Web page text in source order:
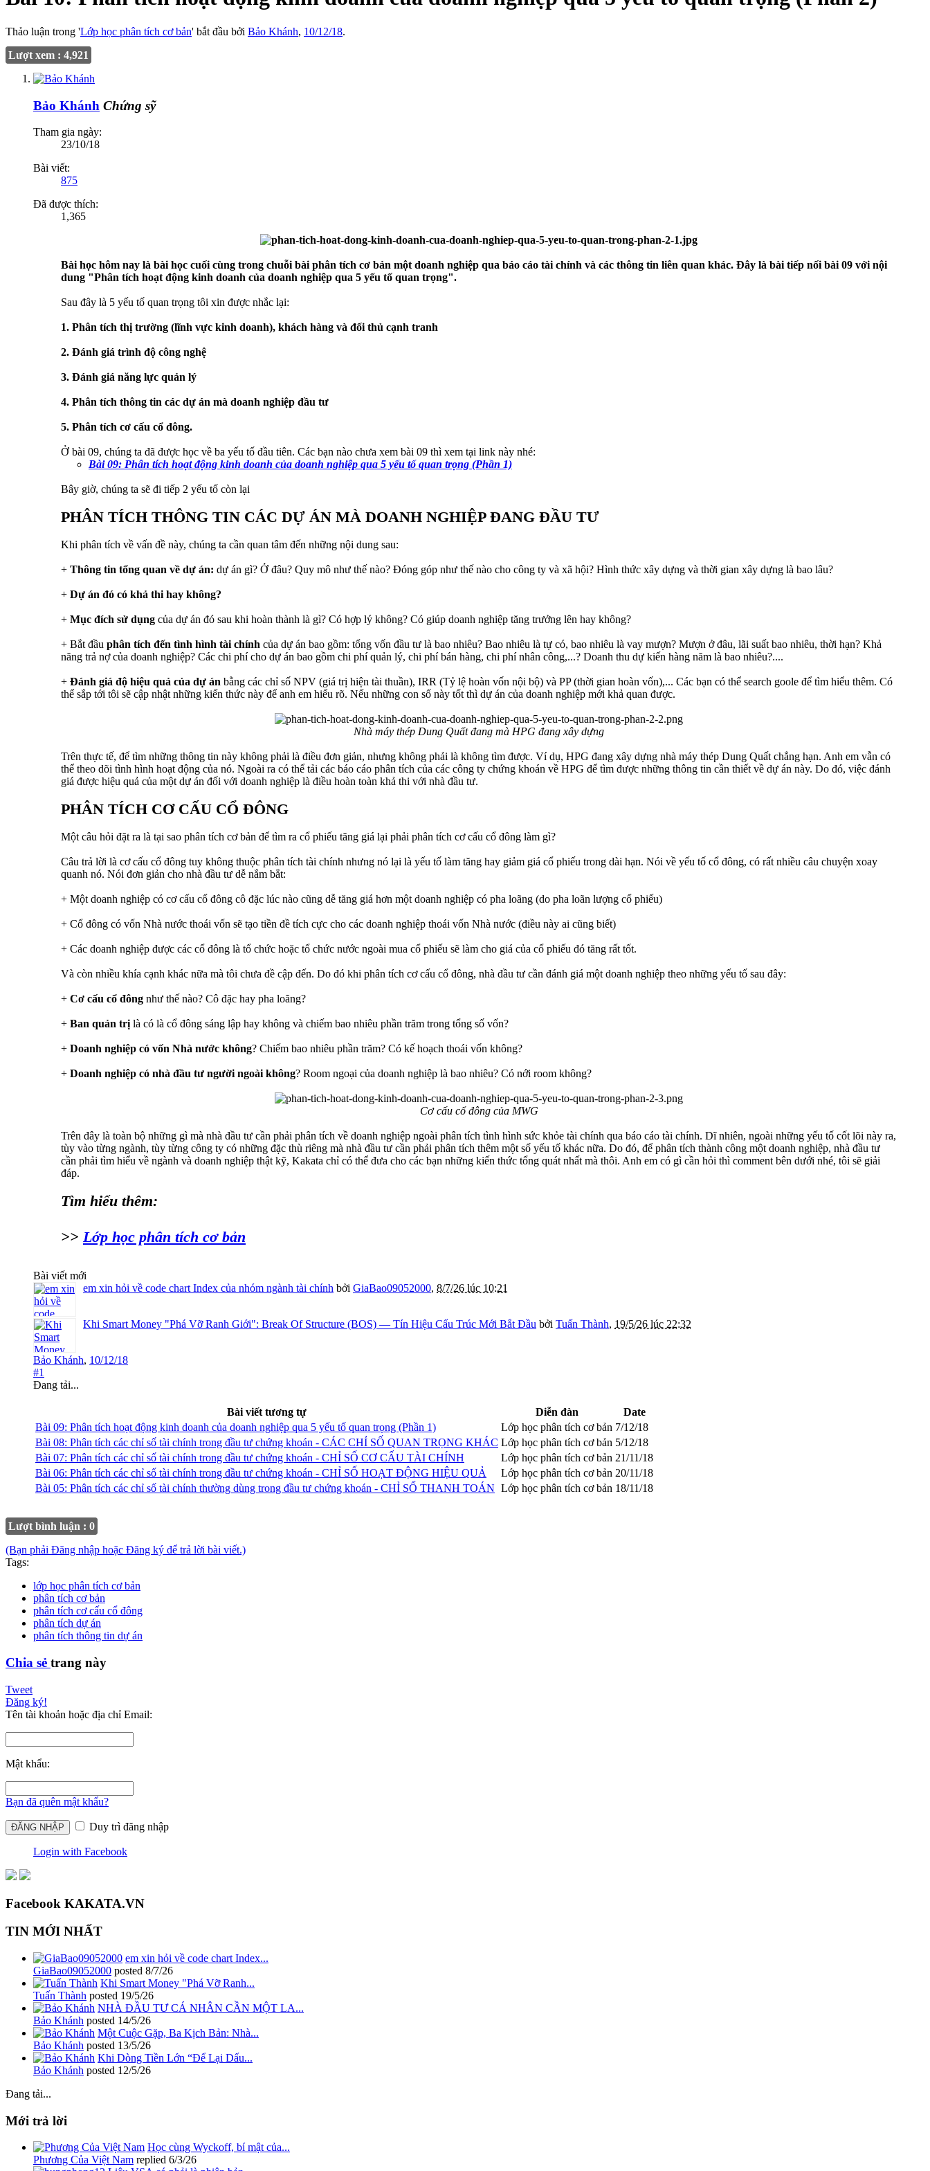
Thảo luận trong 'Lớp học phân tích cơ bản' bắt đầu bởi Bảo Khánh, 10/12/18.
Lượt xem : 4,921
Bảo Khánh Chứng sỹ
Tham gia ngày:
23/10/18
Bài viết:
875
Đã được thích:
1,365
Bài học hôm nay là bài học cuối cùng trong chuỗi bài phân tích cơ bản một doanh nghiệp qua báo cáo tài chính và các thông tin liên quan khác. Đây là bài tiếp nối bài 09 với nội
dung "Phân tích hoạt động kinh doanh của doanh nghiệp qua 5 yếu tố quan trọng".
Sau đây là 5 yếu tố quan trọng tôi xin được nhắc lại:
1. Phân tích thị trường (lĩnh vực kinh doanh), khách hàng và đối thủ cạnh tranh
2. Đánh giá trình độ công nghệ
3. Đánh giá năng lực quản lý
4. Phân tích thông tin các dự án mà doanh nghiệp đầu tư
5. Phân tích cơ cấu cổ đông.
Ở bài 09, chúng ta đã được học về ba yếu tố đầu tiên. Các bạn nào chưa xem bài 09 thì xem tại link này nhé:
Bài 09: Phân tích hoạt động kinh doanh của doanh nghiệp qua 5 yếu tố quan trọng (Phần 1)
Bây giờ, chúng ta sẽ đi tiếp 2 yếu tố còn lại
PHÂN TÍCH THÔNG TIN CÁC DỰ ÁN MÀ DOANH NGHIỆP ĐANG ĐẦU TƯ
Khi phân tích về vấn đề này, chúng ta cần quan tâm đến những nội dung sau:
+ Thông tin tổng quan về dự án: dự án gì? Ở đâu? Quy mô như thế nào? Đóng góp như thế nào cho công ty và xã hội? Hình thức xây dựng và thời gian xây dựng là bao lâu?
+ Dự án đó có khả thi hay không?
+ Mục đích sử dụng của dự án đó sau khi hoàn thành là gì? Có hợp lý không? Có giúp doanh nghiệp tăng trưởng lên hay không?
+ Bắt đầu phân tích đến tình hình tài chính của dự án bao gồm: tổng vốn đầu tư là bao nhiêu? Bao nhiêu là tự có, bao nhiêu là vay mượn? Mượn ở đâu, lãi suất bao nhiêu, thời hạn? Khả
năng trả nợ của doanh nghiệp? Các chi phí cho dự án bao gồm chi phí quản lý, chi phí bán hàng, chi phí nhân công,...? Doanh thu dự kiến hàng năm là bao nhiêu?....
+ Đánh giá độ hiệu quả của dự án bằng các chỉ số NPV (giá trị hiện tài thuần), IRR (Tỷ lệ hoàn vốn nội bộ) và PP (thời gian hoàn vốn),... Các bạn có thể search goole để tìm hiểu thêm. Có
thể sắp tới tôi sẽ cập nhật những kiến thức này để anh em hiểu rõ. Nếu những con số này tốt thì dự án của doanh nghiệp mới khả quan được.
Nhà máy thép Dung Quất đang mà HPG đang xây dựng
Trên thực tế, để tìm những thông tin này không phải là điều đơn giản, nhưng không phải là không tìm được. Ví dụ, HPG đang xây dựng nhà máy thép Dung Quất chẳng hạn. Anh em vẫn có
thể theo dõi tình hình hoạt động của nó. Ngoài ra có thể tải các báo cáo phân tích của các công ty chứng khoán về HPG để tìm được những thông tin cần thiết về dự án này. Do đó, việc đánh
giá được hiệu quả của một dự án đối với doanh nghiệp là điều hoàn toàn khả thi với nhà đầu tư.
PHÂN TÍCH CƠ CẤU CỔ ĐÔNG
Một câu hỏi đặt ra là tại sao phân tích cơ bản để tìm ra cổ phiếu tăng giá lại phải phân tích cơ cấu cổ đông làm gì?
Câu trả lời là cơ cấu cổ đông tuy không thuộc phân tích tài chính nhưng nó lại là yếu tố làm tăng hay giảm giá cổ phiếu trong dài hạn. Nói về yếu tố cổ đông, có rất nhiều câu chuyện xoay
quanh nó. Nói đơn giản cho nhà đầu tư dễ nắm bắt:
+ Một doanh nghiệp có cơ cấu cổ đông cô đặc lúc nào cũng dễ tăng giá hơn một doanh nghiệp có pha loãng (do pha loãn lượng cổ phiếu)
+ Cổ đông có vốn Nhà nước thoái vốn sẽ tạo tiền đề tích cực cho các doanh nghiệp thoái vốn Nhà nước (điều này ai cũng biết)
+ Các doanh nghiệp được các cổ đông là tổ chức hoặc tổ chức nước ngoài mua cổ phiếu sẽ làm cho giá của cổ phiếu đó tăng rất tốt.
Và còn nhiều khía cạnh khác nữa mà tôi chưa đề cập đến. Do đó khi phân tích cơ cấu cổ đông, nhà đầu tư cần đánh giá một doanh nghiệp theo những yếu tố sau đây:
+ Cơ cấu cổ đông như thế nào? Cô đặc hay pha loãng?
+ Ban quản trị là có là cổ đông sáng lập hay không và chiếm bao nhiêu phần trăm trong tổng số vốn?
+ Doanh nghiệp có vốn Nhà nước không? Chiếm bao nhiêu phần trăm? Có kế hoạch thoái vốn không?
+ Doanh nghiệp có nhà đầu tư người ngoài không? Room ngoại của doanh nghiệp là bao nhiêu? Có nới room không?
Cơ cấu cổ đông của MWG
Trên đây là toàn bộ những gì mà nhà đầu tư cần phải phân tích về doanh nghiệp ngoài phân tích tình hình sức khỏe tài chính qua báo cáo tài chính. Dĩ nhiên, ngoài những yếu tố cốt lõi này ra,
tùy vào từng ngành, tùy từng công ty có những đặc thù riêng mà nhà đầu tư cần phải phân tích thêm một số yếu tố khác nữa. Do đó, để phân tích thành công một doanh nghiệp, nhà đầu tư
cần phải tìm hiểu về ngành và doanh nghiệp thật kỹ, Kakata chỉ có thể đưa cho các bạn những kiến thức tổng quát nhất mà thôi. Anh em có gì cần hỏi thì comment bên dưới nhé, tôi sẽ giải
đáp.
Tìm hiểu thêm:
>> Lớp học phân tích cơ bản
Bài viết mới
em xin hỏi về code chart Index của nhóm ngành tài chính bởi GiaBao09052000, 8/7/26 lúc 10:21
Khi Smart Money "Phá Vỡ Ranh Giới": Break Of Structure (BOS) — Tín Hiệu Cấu Trúc Mới Bắt Đầu bởi Tuấn Thành, 19/5/26 lúc 22:32
Bảo Khánh, 10/12/18
#1
Đang tải...
Bài viết tương tự Diễn đàn
Date
Bài 09: Phân tích hoạt động kinh doanh của doanh nghiệp qua 5 yếu tố quan trọng (Phần 1)
Lớp học phân tích cơ bản 7/12/18
Bài 08: Phân tích các chỉ số tài chính trong đầu tư chứng khoán - CÁC CHỈ SỐ QUAN TRỌNG KHÁC Lớp học phân tích cơ bản 5/12/18
Bài 07: Phân tích các chỉ số tài chính trong đầu tư chứng khoán - CHỈ SỐ CƠ CẤU TÀI CHÍNH
Lớp học phân tích cơ bản 21/11/18
Bài 06: Phân tích các chỉ số tài chính trong đầu tư chứng khoán - CHỈ SỐ HOẠT ĐỘNG HIỆU QUẢ
Lớp học phân tích cơ bản 20/11/18
Bài 05: Phân tích các chỉ số tài chính thường dùng trong đầu tư chứng khoán - CHỈ SỐ THANH TOÁN Lớp học phân tích cơ bản 18/11/18
Lượt bình luận : 0
(Bạn phải Đăng nhập hoặc Đăng ký để trả lời bài viết.)
Tags:
lớp học phân tích cơ bản
phân tích cơ bản
phân tích cơ cấu cổ đông
phân tích dự án
phân tích thông tin dự án
Chia sẻ trang này
Tweet
Đăng ký!
Tên tài khoản hoặc địa chỉ Email:
Mật khẩu:
Bạn đã quên mật khẩu?
Duy trì đăng nhập
Login with Facebook
Facebook KAKATA.VN
TIN MỚI NHẤT
em xin hỏi về code chart Index...
GiaBao09052000 posted 8/7/26
Khi Smart Money "Phá Vỡ Ranh...
Tuấn Thành posted 19/5/26
NHÀ ĐẦU TƯ CÁ NHÂN CẦN MỘT LA...
Bảo Khánh posted 14/5/26
Một Cuộc Gặp, Ba Kịch Bản: Nhà...
Bảo Khánh posted 13/5/26
Khi Dòng Tiền Lớn “Để Lại Dấu...
Bảo Khánh posted 12/5/26
Đang tải...
Mới trả lời
Học cùng Wyckoff, bí mật của...
Phương Của Việt Nam replied 6/3/26